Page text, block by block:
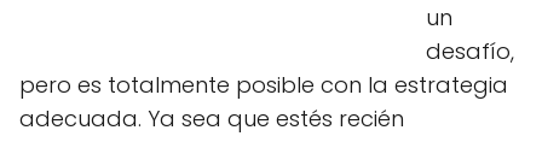
un
desafío,
pero es totalmente posible con la estrategia
adecuada. Ya sea que estés recién